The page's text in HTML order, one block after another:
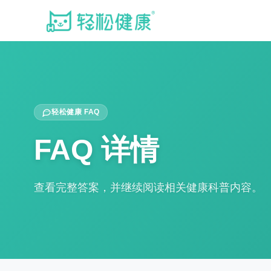
轻松健康 FAQ
FAQ 详情
查看完整答案，并继续阅读相关健康科普内容。